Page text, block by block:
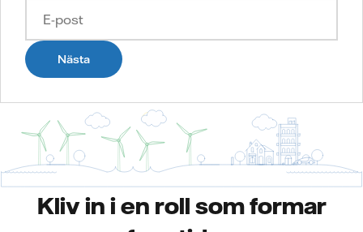
Nästa
Kliv in i en roll som formar